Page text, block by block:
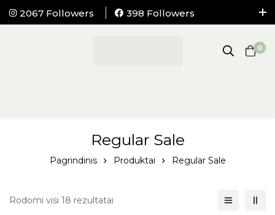
2067 Followers
398 Followers
0
Regular Sale
Pagrindinis Produktai Regular Sale
Rodomi visi 18 rezultatai